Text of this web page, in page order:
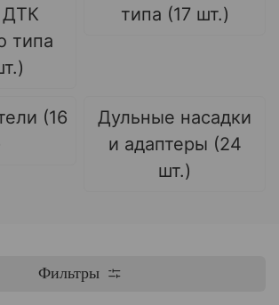
типа
типа (17 шт.)
(16
Дульные насадки
и адаптеры (24
шт.)
Фильтры